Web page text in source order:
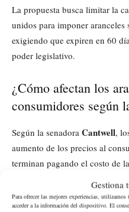
Gestiona
Para ofrecer las mejores experiencias,
acceder a la información del dispositivo. El
La propuesta busca limitar la
unidos para imponer
exigiendo que expiren en 60
poder legislativo.
¿Cómo afectan los
consumidores según
Según la senadora Cantwell,
aumento de los precios al
terminan pagando el costo de
¿Qué rol tiene el